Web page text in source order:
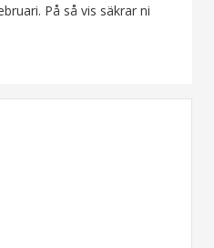
På så vis säkrar ni